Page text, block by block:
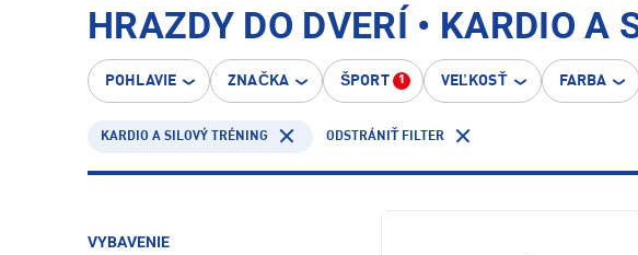
HRAZDY DO DVERÍ • KARDIO A
POHLAVIE ZNAČKA ŠPORT 1 VEĽKOSŤ FARBA
KARDIO A SILOVÝ TRÉNING ODSTRÁNIŤ FILTER
VYBAVENIE